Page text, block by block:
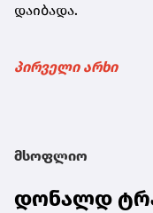
დაიბადა.
პირველი არხი
მსოფლიო
დონალდ